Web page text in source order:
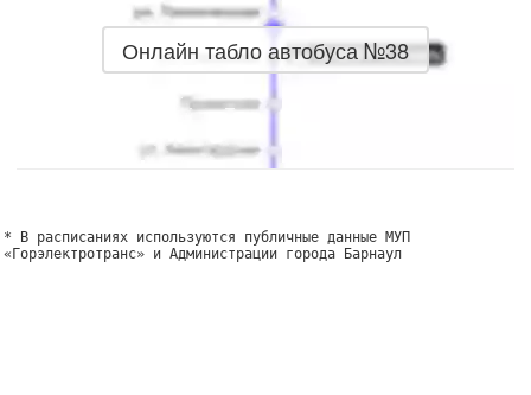
Онлайн табло автобуса №38
* В расписаниях используются публичные данные МУП
«Горэлектротранс» и Администрации города Барнаул